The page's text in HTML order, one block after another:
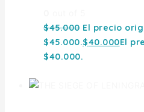
$45.000 El precio
$45.000.$40.000El
$40.000.